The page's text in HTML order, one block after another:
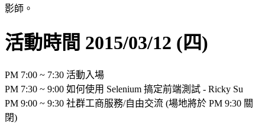
影師。
活動時間 2015/03/12 (四)
PM 7:00 ~ 7:30 活動入場
PM 7:30 ~ 9:00 如何使用 Selenium 搞定前端測試 - Ricky Su
PM 9:00 ~ 9:30 社群工商服務/自由交流 (場地將於 PM 9:30 關
閉)